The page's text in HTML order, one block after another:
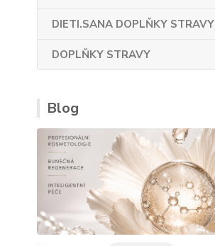
DIETI.SANA DOPLŇKY STRAVY
DOPLŇKY STRAVY
Blog